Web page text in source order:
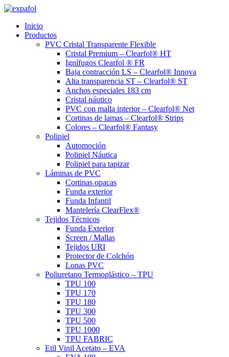
Ir
contenido
Inicio
Productos
PVC Cristal Transparente Flexible
Cristal Premium – Clearfol® HT
Ignífugos Clearfol ® FR
Baja contracción LS – Clearfol® Innova
Alta transparencia ST – Clearfol® ST
Anchos especiales 183 cm
Cristal náutico
PVC con malla interior – Clearfol® Net
Cortinas de lamas – Clearfol® Strips
Colores – Clearfol® Fantasy
Polipiel
Automoción
Polipiel Náutica
Polipiel para tapizar
Láminas de PVC
Cortinas opacas
Funda exterior
Funda Infantil
Mantelería ClearFlex®
Tejidos Técnicos
Funda Exterior
Screen / Mallas
Tejidos URI
Protector de Colchón
Lonas PVC
Poliuretano Termoplástico – TPU
TPU 100
TPU 170
TPU 180
TPU 300
TPU 500
TPU 1000
TPU FABRIC
Etil Vinil Acetato – EVA